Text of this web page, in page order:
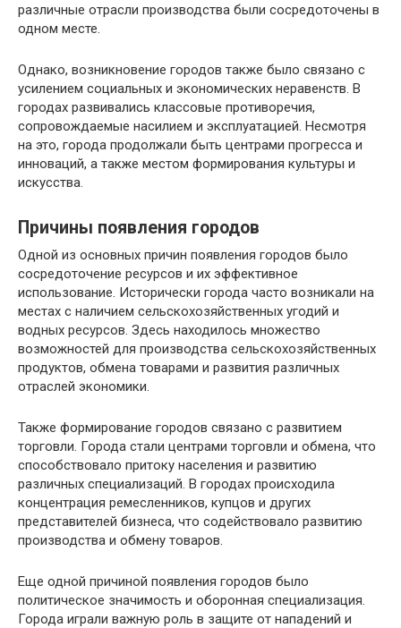
различные отрасли производства были сосредоточены в
одном месте.
Однако, возникновение городов также было связано с
усилением социальных и экономических неравенств. В
городах развивались классовые противоречия,
сопровождаемые насилием и эксплуатацией. Несмотря
на это, города продолжали быть центрами прогресса и
инноваций, а также местом формирования культуры и
искусства.
Причины появления городов
Одной из основных причин появления городов было
сосредоточение ресурсов и их эффективное
использование. Исторически города часто возникали на
местах с наличием сельскохозяйственных угодий и
водных ресурсов. Здесь находилось множество
возможностей для производства сельскохозяйственных
продуктов, обмена товарами и развития различных
отраслей экономики.
Также формирование городов связано с развитием
торговли. Города стали центрами торговли и обмена, что
способствовало притоку населения и развитию
различных специализаций. В городах происходила
концентрация ремесленников, купцов и других
представителей бизнеса, что содействовало развитию
производства и обмену товаров.
Еще одной причиной появления городов было
политическое значимость и оборонная специализация.
Города играли важную роль в защите от нападений и